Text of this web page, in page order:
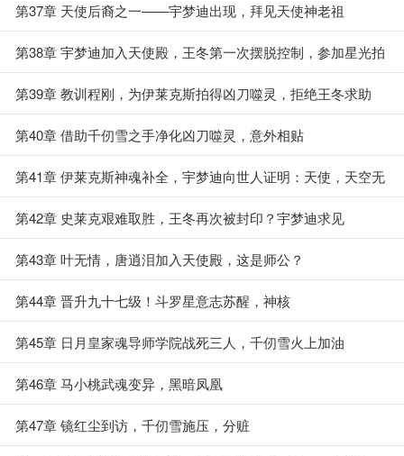
第37章 天使后裔之一——宇梦迪出现，拜见天使神老祖
第38章 宇梦迪加入天使殿，王冬第一次摆脱控制，参加星光拍
卖会
第39章 教训程刚，为伊莱克斯拍得凶刀噬灵，拒绝王冬求助
第40章 借助千仞雪之手净化凶刀噬灵，意外相贴
第41章 伊莱克斯神魂补全，宇梦迪向世人证明：天使，天空无
敌
第42章 史莱克艰难取胜，王冬再次被封印？宇梦迪求见
第43章 叶无情，唐逍泪加入天使殿，这是师公？
第44章 晋升九十七级！斗罗星意志苏醒，神核
第45章 日月皇家魂导师学院战死三人，千仞雪火上加油
第46章 马小桃武魂变异，黑暗凤凰
第47章 镜红尘到访，千仞雪施压，分赃